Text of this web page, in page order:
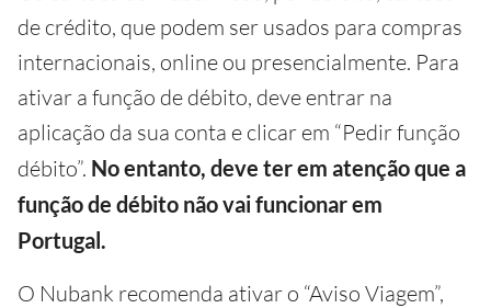
de crédito, que podem ser usados para compras
internacionais, online ou presencialmente. Para
ativar a função de débito, deve entrar na
aplicação da sua conta e clicar em “Pedir função
débito”. No entanto, deve ter em atenção que a
função de débito não vai funcionar em
Portugal.
O Nubank recomenda ativar o “Aviso Viagem”,